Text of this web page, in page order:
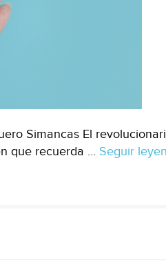
Simancas El
que recuerda … Seguir